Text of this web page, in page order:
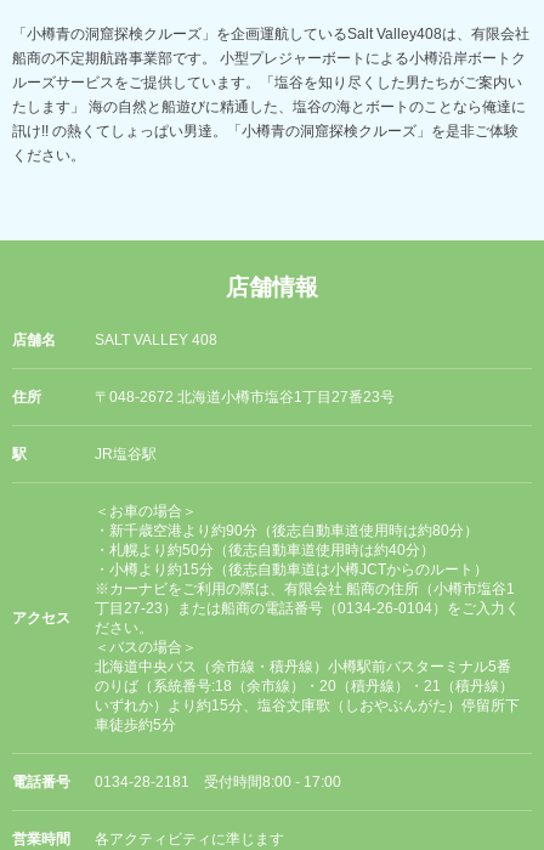
「小樽青の洞窟探検クルーズ」を企画運航しているSalt Valley408は、有限会社
船商の不定期航路事業部です。 小型プレジャーボートによる小樽沿岸ボートク
ルーズサービスをご提供しています。「塩谷を知り尽くした男たちがご案内い
たします」 海の自然と船遊びに精通した、塩谷の海とボートのことなら俺達に
訊け!! の熱くてしょっぱい男達。「小樽青の洞窟探検クルーズ」を是非ご体験
ください。
店舗情報
店舗名 SALT VALLEY 408
住所 〒048-2672 北海道小樽市塩谷1丁目27番23号
駅 JR塩谷駅
アクセス
＜お車の場合＞
・新千歳空港より約90分（後志自動車道使用時は約80分）
・札幌より約50分（後志自動車道使用時は約40分）
・小樽より約15分（後志自動車道は小樽JCTからのルート）
※カーナビをご利用の際は、有限会社 船商の住所（小樽市塩谷1
丁目27-23）または船商の電話番号（0134-26-0104）をご入力く
ださい。
＜バスの場合＞
北海道中央バス（余市線・積丹線）小樽駅前バスターミナル5番
のりば（系統番号:18（余市線）・20（積丹線）・21（積丹線）
いずれか）より約15分、塩谷文庫歌（しおやぶんがた）停留所下
車徒歩約5分
電話番号 0134-28-2181 受付時間8:00 - 17:00
営業時間 各アクティビティに準じます